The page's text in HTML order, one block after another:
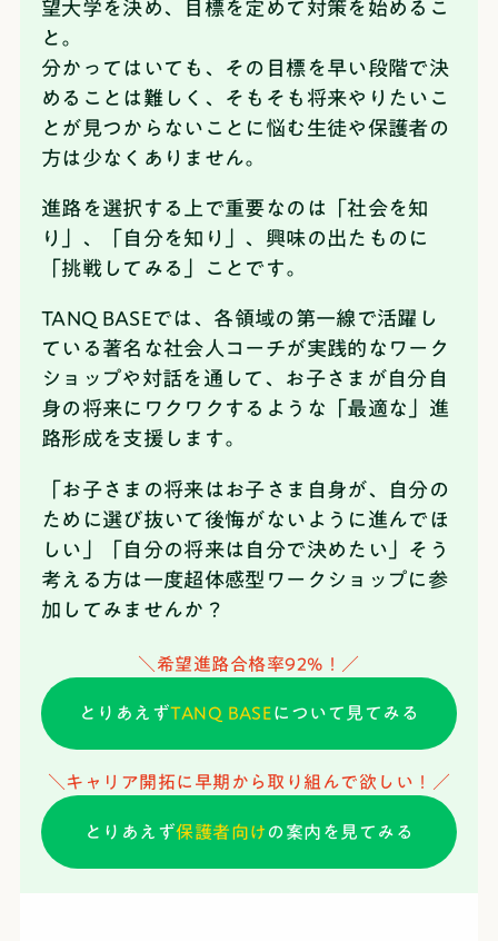
望大学を決め、目標を定めて対策を始めるこ
と。
分かってはいても、その目標を早い段階で決
めることは難しく、そもそも将来やりたいこ
とが見つからないことに悩む生徒や保護者の
方は少なくありません。
進路を選択する上で重要なのは「社会を知
り」、「自分を知り」、興味の出たものに
「挑戦してみる」ことです。
TANQ BASEでは、各領域の第一線で活躍し
ている著名な社会人コーチが実践的なワーク
ショップや対話を通して、お子さまが自分自
身の将来にワクワクするような「最適な」進
路形成を支援します。
「お子さまの将来はお子さま自身が、自分の
ために選び抜いて後悔がないように進んでほ
しい」「自分の将来は自分で決めたい」そう
考える方は一度超体感型ワークショップに参
加してみませんか？
＼希望進路合格率92%！／
とりあえずTANQ BASEについて見てみる
＼キャリア開拓に早期から取り組んで欲しい！／
とりあえず保護者向け の案内を見てみる